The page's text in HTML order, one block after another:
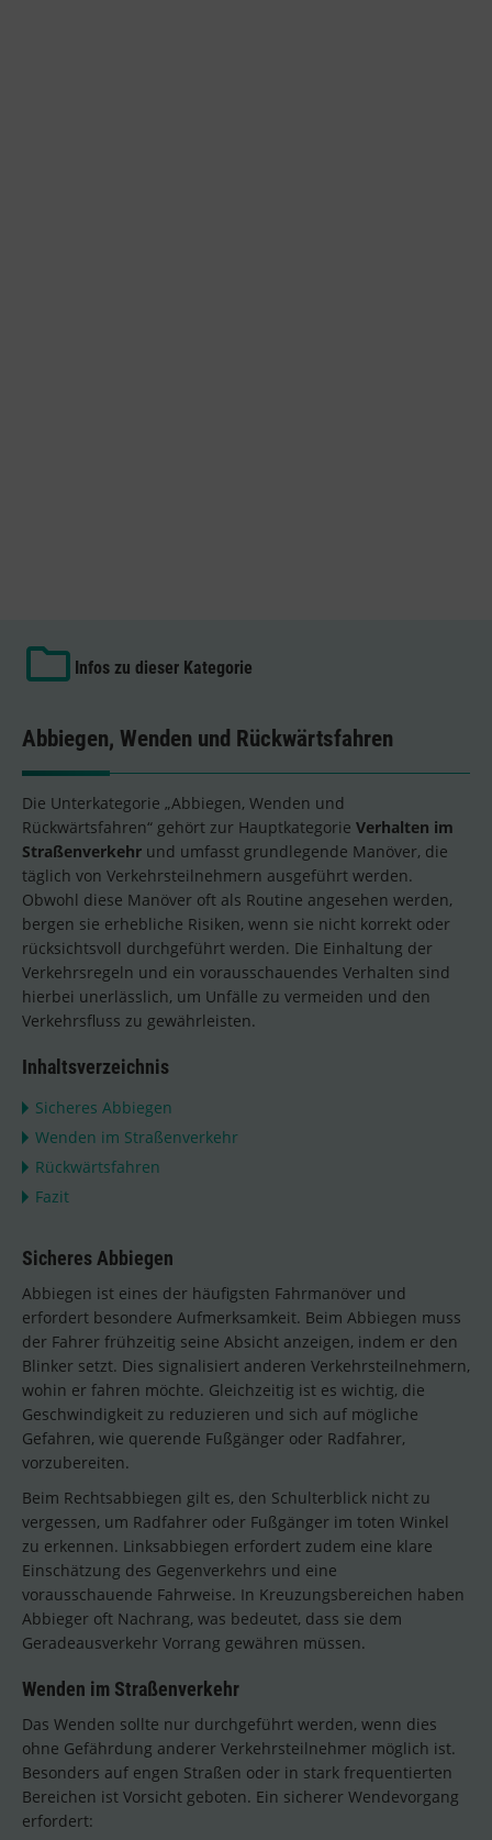
Infos zu dieser Kategorie
Abbiegen, Wenden und Rückwärtsfahren
Die Unterkategorie „Abbiegen, Wenden und
Rückwärtsfahren“ gehört zur Hauptkategorie Verhalten im
Straßenverkehr und umfasst grundlegende Manöver, die
täglich von Verkehrsteilnehmern ausgeführt werden.
Obwohl diese Manöver oft als Routine angesehen werden,
bergen sie erhebliche Risiken, wenn sie nicht korrekt oder
rücksichtsvoll durchgeführt werden. Die Einhaltung der
Verkehrsregeln und ein vorausschauendes Verhalten sind
hierbei unerlässlich, um Unfälle zu vermeiden und den
Verkehrsfluss zu gewährleisten.
Inhaltsverzeichnis
Sicheres Abbiegen
Wenden im Straßenverkehr
Rückwärtsfahren
Fazit
Sicheres Abbiegen
Abbiegen ist eines der häufigsten Fahrmanöver und
erfordert besondere Aufmerksamkeit. Beim Abbiegen muss
der Fahrer frühzeitig seine Absicht anzeigen, indem er den
Blinker setzt. Dies signalisiert anderen Verkehrsteilnehmern,
wohin er fahren möchte. Gleichzeitig ist es wichtig, die
Geschwindigkeit zu reduzieren und sich auf mögliche
Gefahren, wie querende Fußgänger oder Radfahrer,
vorzubereiten.
Beim Rechtsabbiegen gilt es, den Schulterblick nicht zu
vergessen, um Radfahrer oder Fußgänger im toten Winkel
zu erkennen. Linksabbiegen erfordert zudem eine klare
Einschätzung des Gegenverkehrs und eine
vorausschauende Fahrweise. In Kreuzungsbereichen haben
Abbieger oft Nachrang, was bedeutet, dass sie dem
Geradeausverkehr Vorrang gewähren müssen.
Wenden im Straßenverkehr
Das Wenden sollte nur durchgeführt werden, wenn dies
ohne Gefährdung anderer Verkehrsteilnehmer möglich ist.
Besonders auf engen Straßen oder in stark frequentierten
Bereichen ist Vorsicht geboten. Ein sicherer Wendevorgang
erfordert: